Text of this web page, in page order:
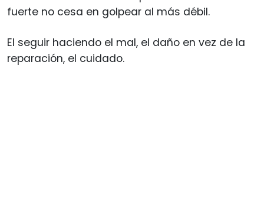
fuerte no cesa en golpear al más débil.
El seguir haciendo el mal, el daño en vez de la
reparación, el cuidado.